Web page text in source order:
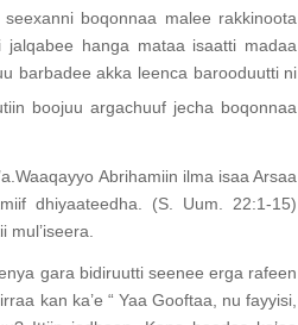
boqonnaa malee rakkinoota
jalqabee hanga mataa isaatti madaa
barbadee akka leenca barooduutti ni
boojuu argachuuf jecha boqonnaa
Abrihamiin ilma isaa Arsaa
dhiyaateedha. (S. Uum. 22:1-15)
gara bidiruutti seenee erga rafeen
kan ka’e “ Yaa Gooftaa, nu fayyisi,